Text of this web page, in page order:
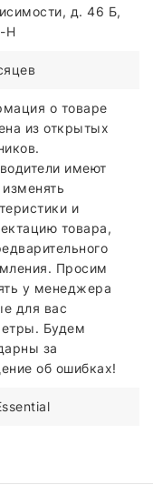
д. 46 Б,
Н
о товаре
из открытых
имеют
и
товара,
Просим
у менеджера
для вас
Будем
за
об ошибках!